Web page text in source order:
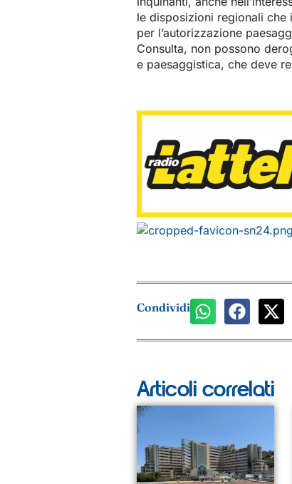
le disposizioni regionali
per l’autorizzazione
Consulta, non possono
e paesaggistica, che deve
Condividi
Articoli correlati